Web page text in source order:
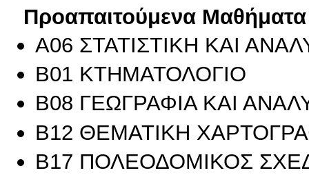
Προαπαιτούμενα Μαθήματα
Α06 ΣΤΑΤΙΣΤΙΚΗ ΚΑΙ
Β01 ΚΤΗΜΑΤΟΛΟΓΙΟ
Β08 ΓΕΩΓΡΑΦΙΑ ΚΑΙ
Β12 ΘΕΜΑΤΙΚΗ
Β17 ΠΟΛΕΟΔΟΜΙΚΟΣ